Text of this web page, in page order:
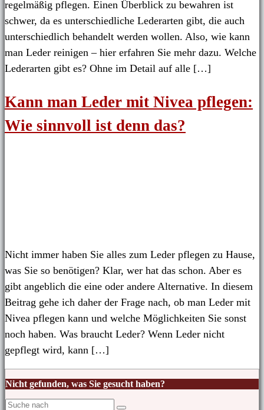
regelmäßig pflegen. Einen Überblick zu bewahren ist
schwer, da es unterschiedliche Lederarten gibt, die auch
unterschiedlich behandelt werden wollen. Also, wie kann
man Leder reinigen – hier erfahren Sie mehr dazu. Welche
Lederarten gibt es? Ohne im Detail auf alle […]
Kann man Leder mit Nivea pflegen:
Wie sinnvoll ist denn das?
Nicht immer haben Sie alles zum Leder pflegen zu Hause,
was Sie so benötigen? Klar, wer hat das schon. Aber es
gibt angeblich die eine oder andere Alternative. In diesem
Beitrag gehe ich daher der Frage nach, ob man Leder mit
Nivea pflegen kann und welche Möglichkeiten Sie sonst
noch haben. Was braucht Leder? Wenn Leder nicht
gepflegt wird, kann […]
Nicht gefunden, was Sie gesucht haben?